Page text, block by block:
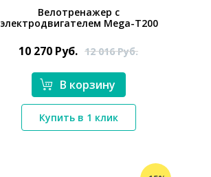
*}
Велотренажер с
электродвигателем Mega-T200
10 270 Руб. 12 016Руб.
В корзину
Купить в 1 клик